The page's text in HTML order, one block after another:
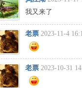
我又来了
老票 2023-11-4
老票 2023-10-31